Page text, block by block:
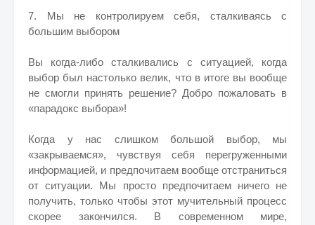
7. Мы не контролируем себя, сталкиваясь с
большим выбором
Вы когда-либо сталкивались с ситуацией, когда
выбор был настолько велик, что в итоге вы вообще
не смогли принять решение? Добро пожаловать в
«парадокс выбора»!
Когда у нас слишком большой выбор, мы
«закрываемся», чувствуя себя перегруженными
информацией, и предпочитаем вообще отстраниться
от ситуации. Мы просто предпочитаем ничего не
получить, только чтобы этот мучительный процесс
скорее закончился. В современном мире,